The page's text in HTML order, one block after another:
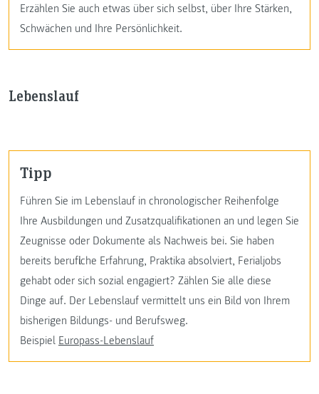
Erzählen Sie auch etwas über sich selbst, über Ihre Stärken,
Schwächen und Ihre Persönlichkeit.
Lebenslauf
Tipp
Führen Sie im Lebenslauf in chronologischer Reihenfolge
Ihre Ausbildungen und Zusatzqualifikationen an und legen Sie
Zeugnisse oder Dokumente als Nachweis bei. Sie haben
bereits berufliche Erfahrung, Praktika absolviert, Ferialjobs
gehabt oder sich sozial engagiert? Zählen Sie alle diese
Dinge auf. Der Lebenslauf vermittelt uns ein Bild von Ihrem
bisherigen Bildungs- und Berufsweg.
Beispiel Europass-Lebenslauf